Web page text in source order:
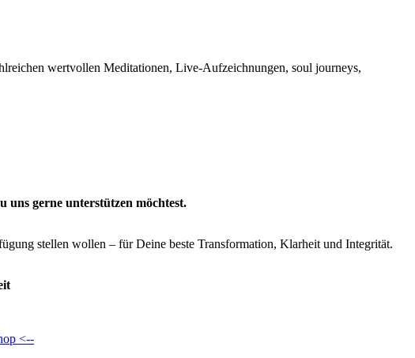
wertvollen Meditationen, Live-Aufzeichnungen, soul journeys,
uns gerne unterstützen möchtest.
stellen wollen – für Deine beste Transformation, Klarheit und Integrität.
<--